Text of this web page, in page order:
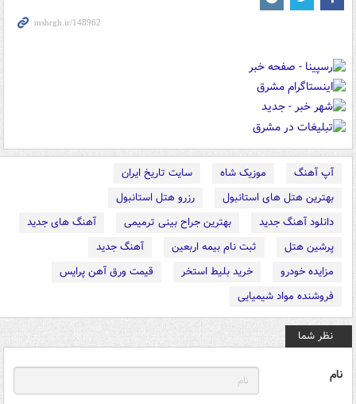
آپ آهنگ موزیک شاه
سایت تاریخ ایران
بهترین هتل های استانبول
رزرو هتل استانبول
دانلود آهنگ جدید
بهترین جراح بینی ترمیمی
آهنگ های جدید
پرشین هتل
ثبت نام بیمه اربعین
آهنگ جدید
مزایده خودرو
خرید بلیط استخر
قیمت ورق آهن پرایس
فروشنده مواد شیمیایی
نظر شما
نام